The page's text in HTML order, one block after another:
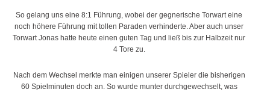
So gelang uns eine 8:1 Führung, wobei der gegnerische Torwart eine
noch höhere Führung mit tollen Paraden verhinderte. Aber auch unser
Torwart Jonas hatte heute einen guten Tag und ließ bis zur Halbzeit nur
4 Tore zu.
Nach dem Wechsel merkte man einigen unserer Spieler die bisherigen
60 Spielminuten doch an. So wurde munter durchgewechselt, was